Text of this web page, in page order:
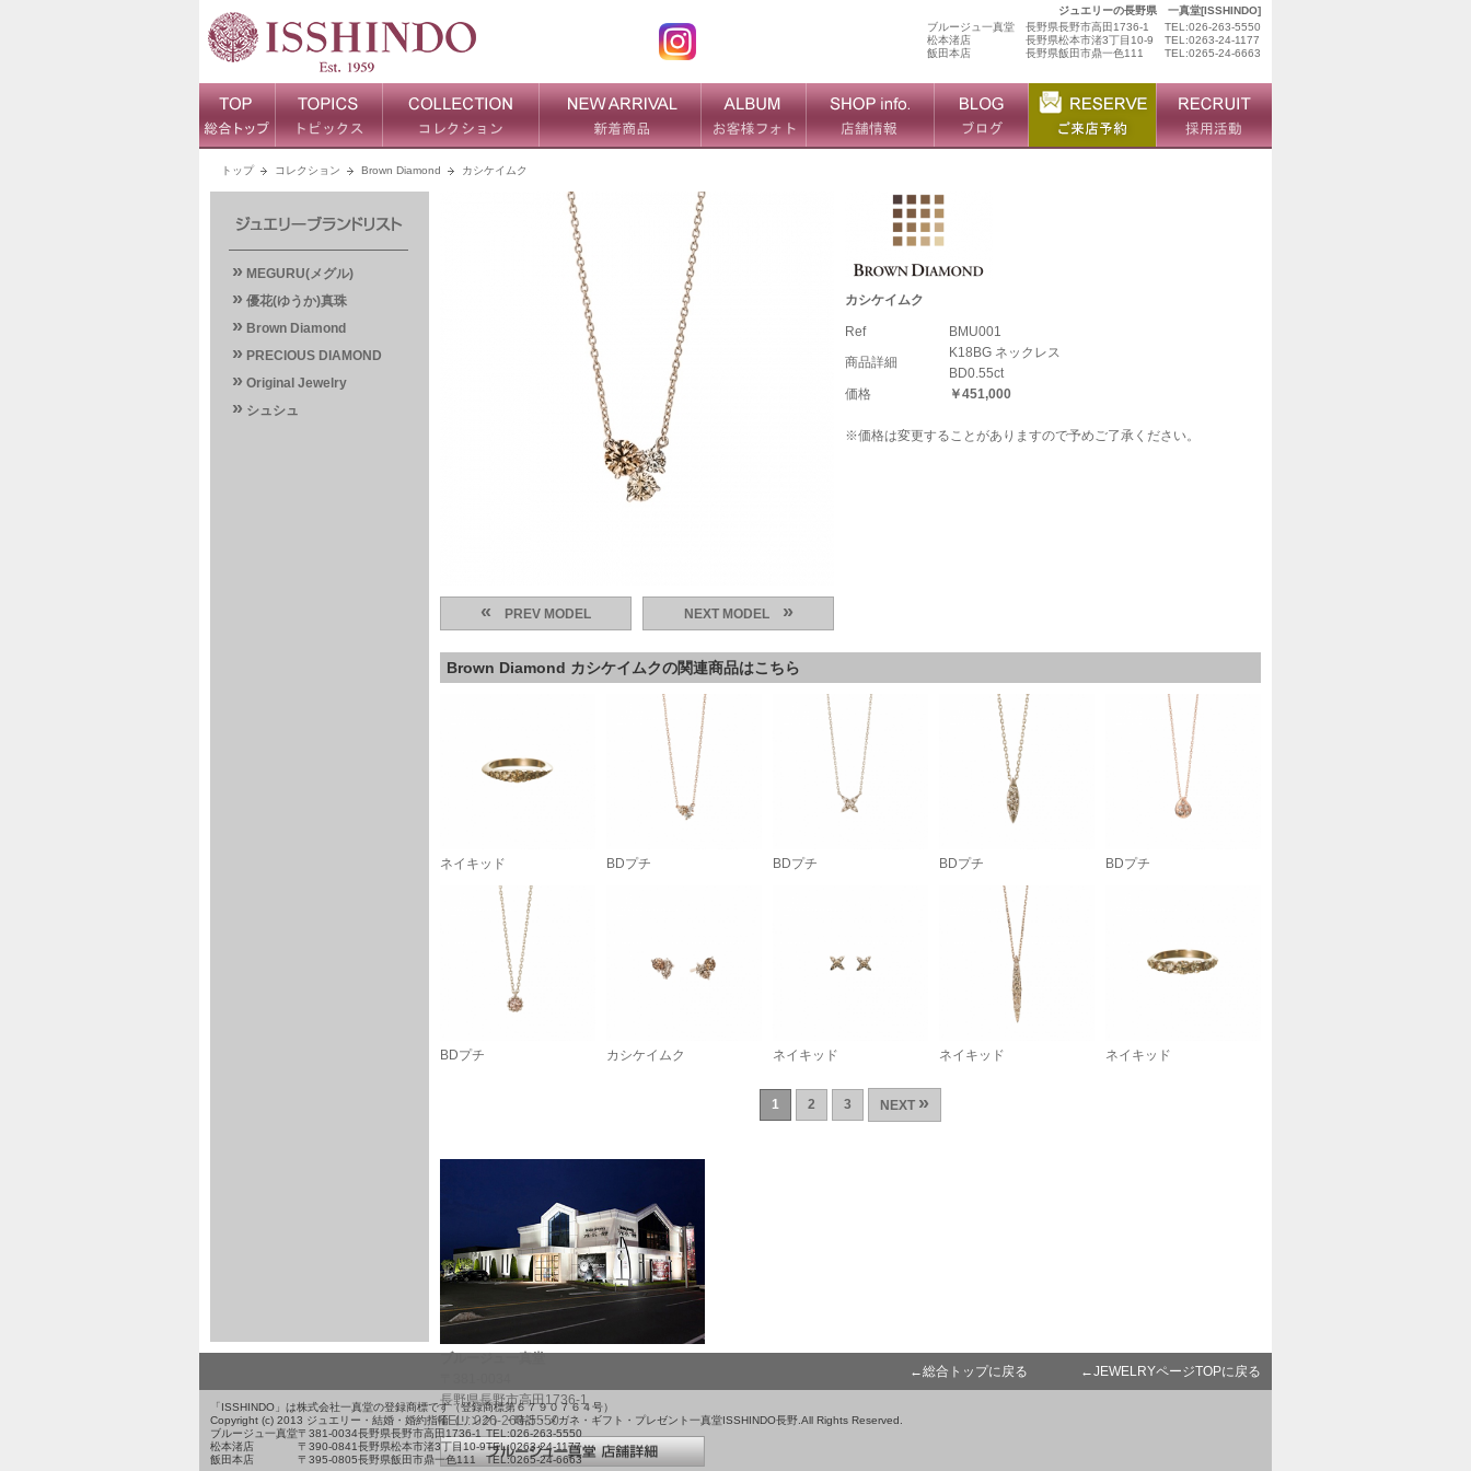
ジュエリーの長野県 一真堂[ISSHINDO]
ブルージュ一真堂
長野県長野市高田1736-1
TEL:026-263-5550
松本渚店
長野県松本市渚3丁目10-9
TEL:0263-24-1177
飯田本店
長野県飯田市鼎一色111 TEL:0265-24-6663
トップ コレクション Brown Diamond カシケイムク
» MEGURU(メグル)
» 優花(ゆうか)真珠
» Brown Diamond
» PRECIOUS DIAMOND
» Original Jewelry
» シュシュ
« PREV MODEL NEXT MODEL »
カシケイムク
Ref
BMU001
商品詳細
K18BG ネックレス
BD0.55ct
価格
￥451,000
※価格は変更することがありますので予めご了承ください。
Brown Diamond カシケイムクの関連商品はこちら
ネイキッド BDプチ BDプチ BDプチ BDプチ
BDプチ カシケイムク ネイキッド ネイキッド ネイキッド
1 2 3 NEXT »
長野県長野市高田1736-1
TEL : 026-263-5550
←総合トップに戻る ←JEWELRYページTOPに戻る
「ISSHINDO」は株式会社一真堂の登録商標です（登録商標第６７９０７６４号）
Copyright (c) 2013 ジュエリー・結婚・婚約指輪（リング）・時計・メガネ・ギフト・プレゼント一真堂ISSHINDO長野.All Rights Reserved.
ブルージュ一真堂〒381-0034長野県長野市高田1736-1 TEL:026-263-5550
松本渚店
〒390-0841長野県松本市渚3丁目10-9TEL:0263-24-1177
飯田本店
〒395-0805長野県飯田市鼎一色111 TEL:0265-24-6663